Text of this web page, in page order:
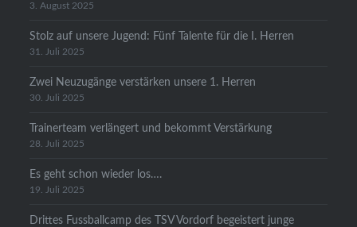
3. August 2025
Stolz auf unsere Jugend: Fünf Talente für die I. Herren
31. Juli 2025
Zwei Neuzugänge verstärken unsere 1. Herren
30. Juli 2025
Trainerteam verlängert und bekommt Verstärkung
28. Juli 2025
Es geht schon wieder los….
19. Juli 2025
Drittes Fussballcamp des TSV Vordorf begeistert junge